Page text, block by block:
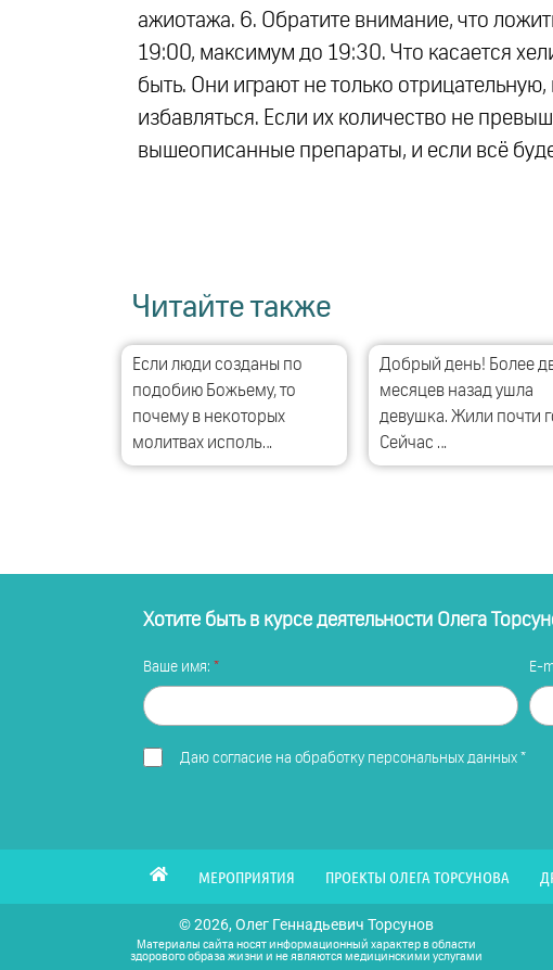
ажиотажа. 6. Обратите внимание, что
19:00, максимум до 19:30. Что касается
быть. Они играют не только
избавляться. Если их количество не
вышеописанные препараты, и если всё
Читайте также
Если люди созданы по
подобию Божьему, то
почему в некоторых
молитвах исполь…
Добрый день! Более
месяцев назад ушла
девушка. Жили почти
Сейчас …
Хотите быть в курсе деятельности Олега
Ваше имя: E-
Даю согласие на обработку персональных данных*
МЕРОПРИЯТИЯ ПРОЕКТЫ ОЛЕГА ТОРСУНОВА
© 2026, Олег Геннадьевич Торсунов
Материалы сайта носят информационный характер в области
здорового образа жизни и не являются медицинскими услугами